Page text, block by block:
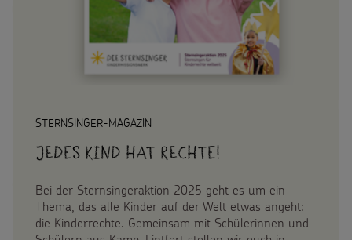
Kinderarbeit
Weltmissionstag der Kinder
Weihnachten Weltweit
Gottesdienstbausteine
Spendenformular
Spendendose
Spendenmöglichkeiten
Sternsinger-Stiftung
Spende als Geschenk
Anlassspenden
Backen und Basteln
Sternsinger-Magazin
Sternsinger-Steckbrief
Spiele
Werde Sternsinger!
STERNSINGER-MAGAZIN
Jedes Kind hat Rechte!
Bei der Sternsingeraktion 2025 geht es um ein
Thema, das alle Kinder auf der Welt etwas angeht:
die Kinderrechte. Gemeinsam mit Schülerinnen und